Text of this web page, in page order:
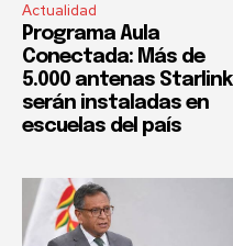
Actualidad
Programa Aula
Conectada: Más de
5.000 antenas Starlink
serán instaladas en
escuelas del país